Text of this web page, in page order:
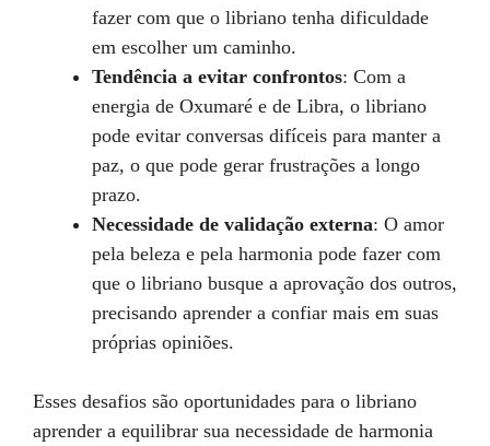
fazer com que o libriano tenha dificuldade
em escolher um caminho.
Tendência a evitar confrontos: Com a
energia de Oxumaré e de Libra, o libriano
pode evitar conversas difíceis para manter a
paz, o que pode gerar frustrações a longo
prazo.
Necessidade de validação externa: O amor
pela beleza e pela harmonia pode fazer com
que o libriano busque a aprovação dos outros,
precisando aprender a confiar mais em suas
próprias opiniões.
Esses desafios são oportunidades para o libriano
aprender a equilibrar sua necessidade de harmonia